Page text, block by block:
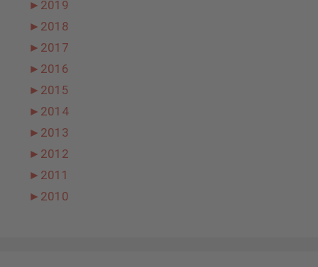
► 2019
► 2018
► 2017
► 2016
► 2015
► 2014
► 2013
► 2012
► 2011
► 2010